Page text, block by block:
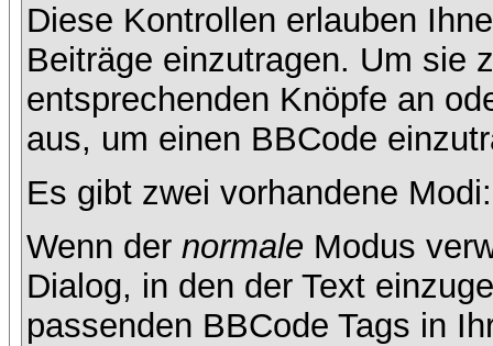
Diese Kontrollen erlauben
Beiträge einzutragen. Um sie
entsprechenden Knöpfe an
aus, um einen BBCode
Es gibt zwei vorhandene
Wenn der normale Modus
Dialog, in den der Text
passenden BBCode Tags in